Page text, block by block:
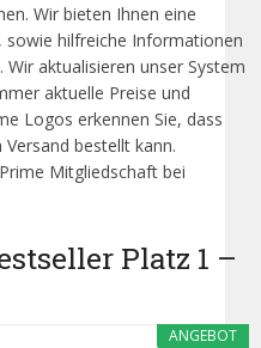
Wir bieten Ihnen eine
hilfreiche Informationen
aktualisieren unser System
aktuelle Preise und
Logos erkennen Sie, dass
bestellt kann.
Mitgliedschaft bei
Platz 1 –
ANGEBOT